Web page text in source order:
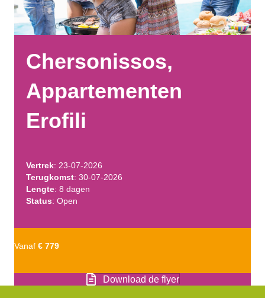
Chersonissos,
Appartementen
Erofili
Vertrek: 23-07-2026
Terugkomst: 30-07-2026
Lengte: 8 dagen
Status: Open
Vanaf € 779
Download de flyer